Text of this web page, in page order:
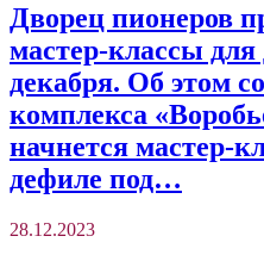
Дворец пионеров
мастер-классы для
декабря. Об этом
комплекса
начнется мастер-
дефиле под…
28.12.2023